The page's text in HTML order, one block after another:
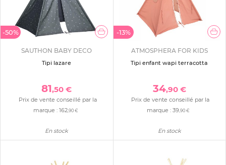
-50%
SAUTHON BABY DECO
Tipi lazare
81,50 €
Prix de vente conseillé par la
marque : 162,90 €
En stock
-13%
ATMOSPHERA FOR KIDS
Tipi enfant wapi terracotta
34,90 €
Prix de vente conseillé par la
marque :39 ,90 €
En stock